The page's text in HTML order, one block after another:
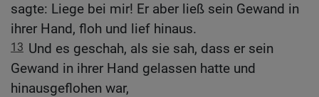
sagte: Liege bei mir! Er aber ließ sein Gewand in
ihrer Hand, floh und lief hinaus.
13 Und es geschah, als sie sah, dass er sein
Gewand in ihrer Hand gelassen hatte und
hinausgeflohen war,